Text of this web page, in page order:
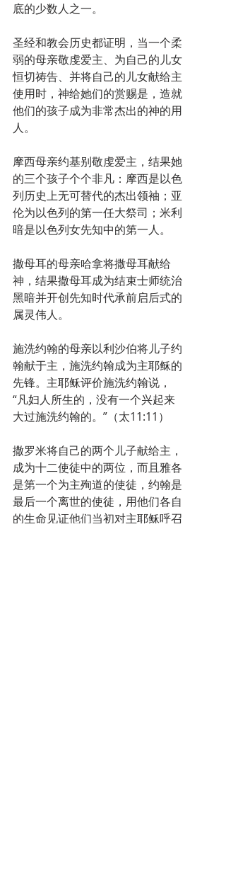
底的少数人之一。
圣经和教会历史都证明，当一个柔
弱的母亲敬虔爱主、为自己的儿女
恒切祷告、并将自己的儿女献给主
使用时，神给她们的赏赐是，造就
他们的孩子成为非常杰出的神的用
人。
摩西母亲约基别敬虔爱主，结果她
的三个孩子个个非凡：摩西是以色
列历史上无可替代的杰出领袖；亚
伦为以色列的第一任大祭司；米利
暗是以色列女先知中的第一人。
撒母耳的母亲哈拿将撒母耳献给
神，结果撒母耳成为结束士师统治
黑暗并开创先知时代承前启后式的
属灵伟人。
施洗约翰的母亲以利沙伯将儿子约
翰献于主，施洗约翰成为主耶稣的
先锋。主耶稣评价施洗约翰说，
“凡妇人所生的，没有一个兴起来
大过施洗约翰的。”（太11:11）
撒罗米将自己的两个儿子献给主，
成为十二使徒中的两位，而且雅各
是第一个为主殉道的使徒，约翰是
最后一个离世的使徒，用他们各自
的生命见证他们当初对主耶稣呼召